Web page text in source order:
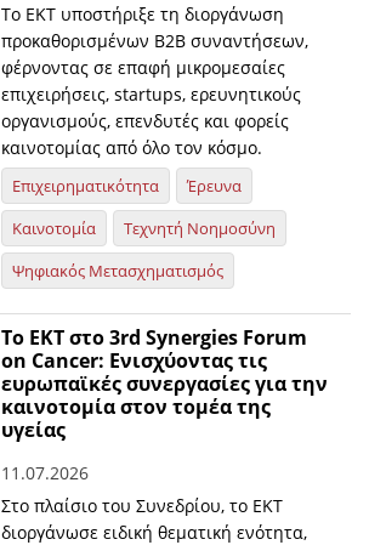
Το ΕΚΤ υποστήριξε τη διοργάνωση
προκαθορισμένων Β2Β συναντήσεων,
φέρνοντας σε επαφή μικρομεσαίες
επιχειρήσεις, startups, ερευνητικούς
οργανισμούς, επενδυτές και φορείς
καινοτομίας από όλο τον κόσμο.
Επιχειρηματικότητα
Έρευνα
Καινοτομία
Τεχνητή Νοημοσύνη
Ψηφιακός Μετασχηματισμός
Το ΕΚΤ στο 3rd Synergies Forum
on Cancer: Ενισχύοντας τις
ευρωπαϊκές συνεργασίες για την
καινοτομία στον τομέα της
υγείας
11.07.2026
Στο πλαίσιο του Συνεδρίου, το ΕΚΤ
διοργάνωσε ειδική θεματική ενότητα,